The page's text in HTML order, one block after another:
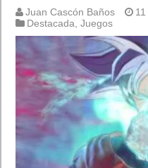
Juan Cascón Baños
Destacada ,Juegos